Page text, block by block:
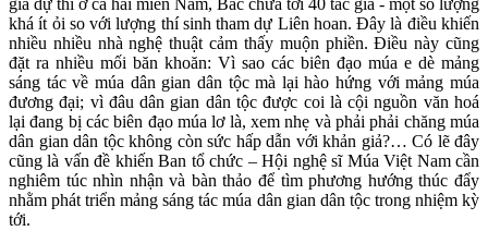
giả dự thi ở cả hai miền Nam, Bắc chưa tới 40 tác giả - một số lượng
khá ít ỏi so với lượng thí sinh tham dự Liên hoan. Đây là điều khiến
nhiều nhiều nhà nghệ thuật cảm thấy muộn phiền. Điều này cũng
đặt ra nhiều mối băn khoăn: Vì sao các biên đạo múa e dè mảng
sáng tác về múa dân gian dân tộc mà lại hào hứng với mảng múa
đương đại; vì đâu dân gian dân tộc được coi là cội nguồn văn hoá
lại đang bị các biên đạo múa lơ là, xem nhẹ và phải phải chăng múa
dân gian dân tộc không còn sức hấp dẫn với khản giả?… Có lẽ đây
cũng là vấn đề khiến Ban tổ chức – Hội nghệ sĩ Múa Việt Nam cần
nghiêm túc nhìn nhận và bàn thảo để tìm phương hướng thúc đẩy
nhằm phát triển mảng sáng tác múa dân gian dân tộc trong nhiệm kỳ
tới.